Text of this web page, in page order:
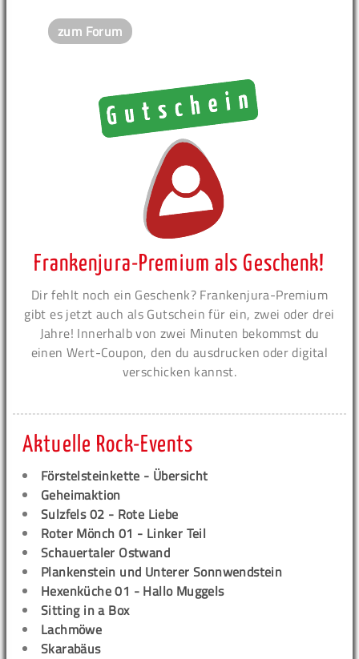
zum Forum
Frankenjura-Premium als Geschenk!
Dir fehlt noch ein Geschenk? Frankenjura-Premium
gibt es jetzt auch als Gutschein für ein, zwei oder drei
Jahre! Innerhalb von zwei Minuten bekommst du
einen Wert-Coupon, den du ausdrucken oder digital
verschicken kannst.
Aktuelle Rock-Events
Förstelsteinkette - Übersicht
Geheimaktion
Sulzfels 02 - Rote Liebe
Roter Mönch 01 - Linker Teil
Schauertaler Ostwand
Plankenstein und Unterer Sonnwendstein
Hexenküche 01 - Hallo Muggels
Sitting in a Box
Lachmöwe
Skarabäus